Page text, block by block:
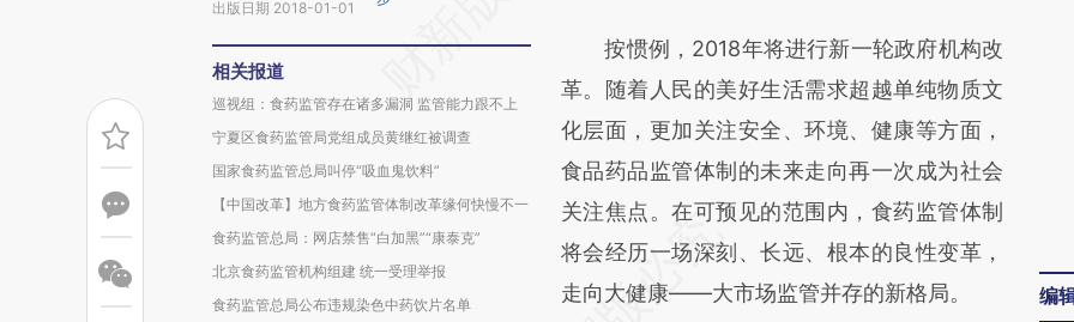
出版日期 2018-01-01
相关报道
巡视组：食药监管存在诸多漏洞 监管能力跟不上
宁夏区食药监管局党组成员黄继红被调查
国家食药监管总局叫停“吸血鬼饮料”
【中国改革】地方食药监管体制改革缘何快慢不一
食药监管总局：网店禁售“白加黑”“康泰克”
北京食药监管机构组建 统一受理举报
食药监管总局公布违规染色中药饮片名单
按惯例，2018年将进行新一轮政府机构改
革。随着人民的美好生活需求超越单纯物质文
化层面，更加关注安全、环境、健康等方面，
食品药品监管体制的未来走向再一次成为社会
关注焦点。在可预见的范围内，食药监管体制
将会经历一场深刻、长远、根本的良性变革，
走向大健康——大市场监管并存的新格局。
编